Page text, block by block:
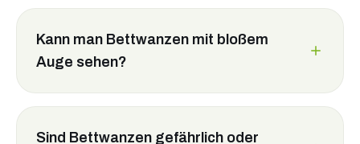
Kann man Bettwanzen mit bloßem
Auge sehen?
Sind Bettwanzen gefährlich oder